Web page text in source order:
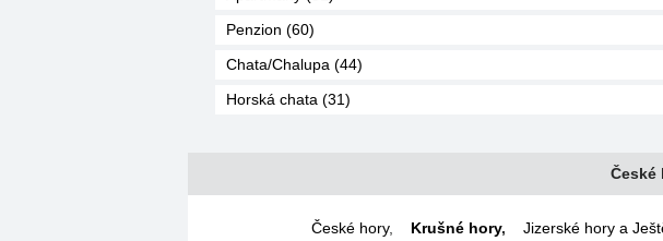
Penzion (60)
Chata/Chalupa (44)
Horská chata (31)
České
České hory, Krušné hory, Jizerské hory a